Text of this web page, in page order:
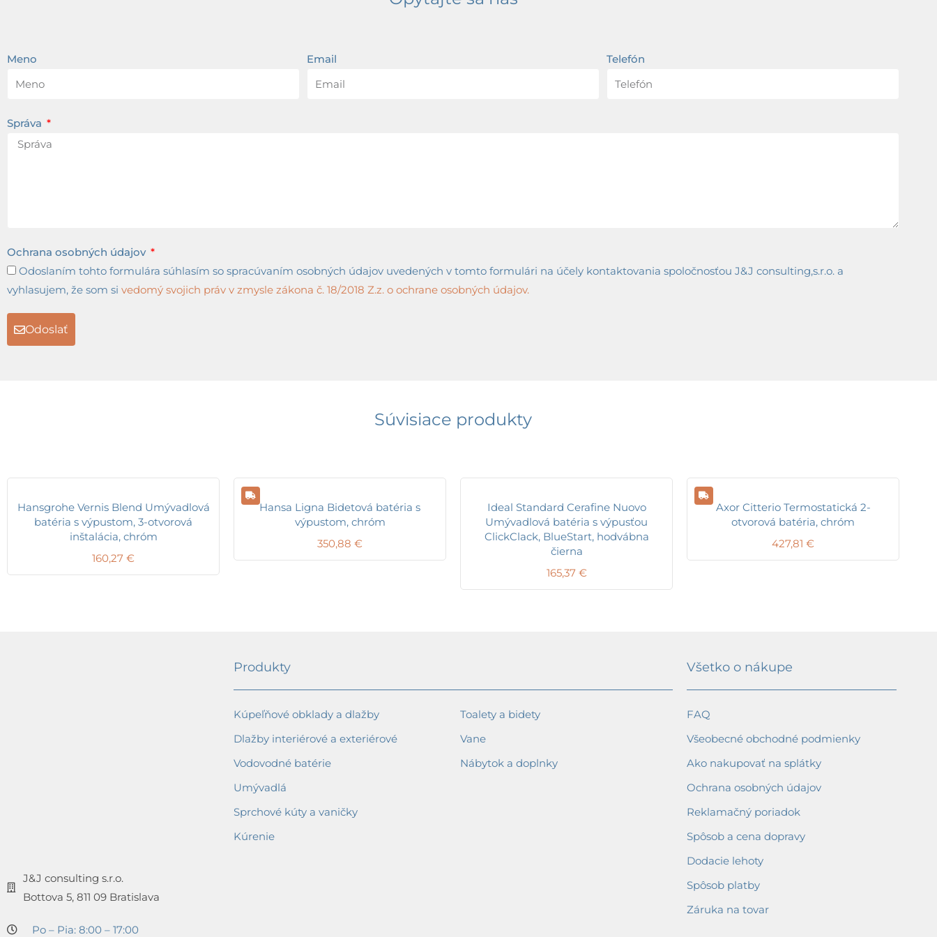
Meno Email Telefón
Správa
Ochrana osobných údajov
Odoslaním tohto formulára súhlasím so spracúvaním osobných údajov uvedených v tomto formulári na účely kontaktovania spoločnosťou J&J consulting,s.r.o. a
vyhlasujem, že som si vedomý svojich práv v zmysle zákona č. 18/2018 Z.z. o ochrane osobných údajov.
Odoslať
Súvisiace produkty
Hansgrohe Vernis Blend Umývadlová
batéria s výpustom, 3-otvorová
inštalácia, chróm
160,27 €
Hansa Ligna Bidetová batéria s
výpustom, chróm
350,88 €
Ideal Standard Cerafine Nuovo
Umývadlová batéria s výpusťou
ClickClack, BlueStart, hodvábna
čierna
165,37 €
Axor Citterio Termostatická 2-
otvorová batéria, chróm
427,81 €
J&J consulting s.r.o.
Bottova 5, 811 09 Bratislava
Po – Pia: 8:00 – 17:00
Produkty
Kúpeľňové obklady a dlažby
Dlažby interiérové a exteriérové
Vodovodné batérie
Umývadlá
Sprchové kúty a vaničky
Kúrenie
Toalety a bidety
Vane
Nábytok a doplnky
Všetko o nákupe
FAQ
Všeobecné obchodné podmienky
Ako nakupovať na splátky
Ochrana osobných údajov
Reklamačný poriadok
Spôsob a cena dopravy
Dodacie lehoty
Spôsob platby
Záruka na tovar